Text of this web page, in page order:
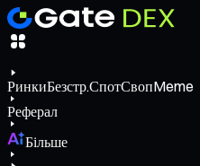
РинкиБезстр.СпотСвопMeme
Реферал
Більше